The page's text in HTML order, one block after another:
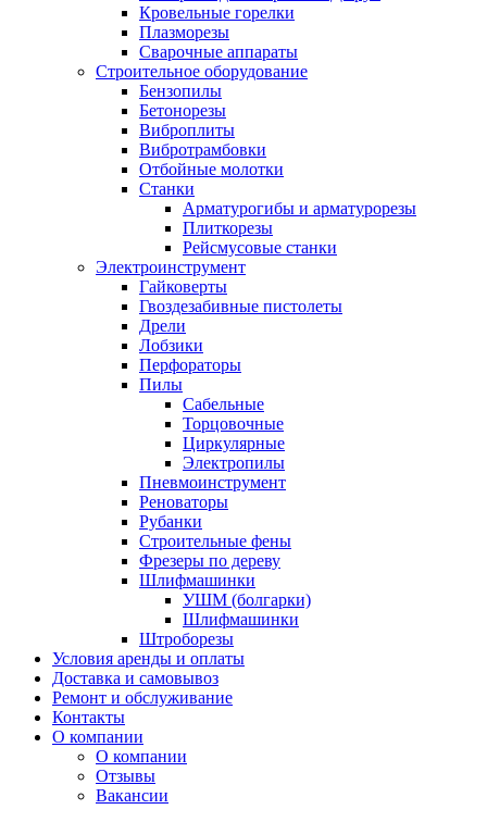
Кровельные горелки
Плазморезы
Сварочные аппараты
Строительное оборудование
Бензопилы
Бетонорезы
Виброплиты
Вибротрамбовки
Отбойные молотки
Станки
Арматурогибы и арматурорезы
Плиткорезы
Рейсмусовые станки
Электроинструмент
Гайковерты
Гвоздезабивные пистолеты
Дрели
Лобзики
Перфораторы
Пилы
Сабельные
Торцовочные
Циркулярные
Электропилы
Пневмоинструмент
Реноваторы
Рубанки
Строительные фены
Фрезеры по дереву
Шлифмашинки
УШМ (болгарки)
Шлифмашинки
Штроборезы
Условия аренды и оплаты
Доставка и самовывоз
Ремонт и обслуживание
Контакты
О компании
О компании
Отзывы
Вакансии